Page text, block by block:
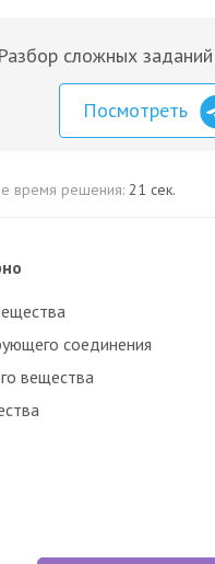
Разбор сложных заданий
Посмотреть
время решения: 21 сек.
соединения
вещества